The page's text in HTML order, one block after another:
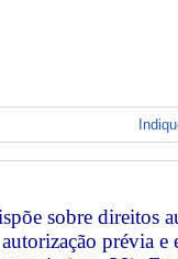
sobre direitos
prévia e